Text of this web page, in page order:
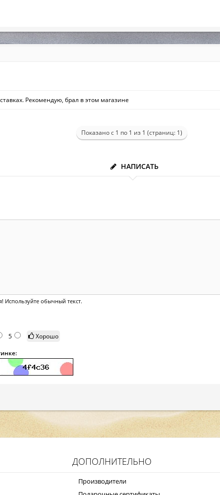
Рекомендую, брал в этом магазине
Показано с 1 по 1 из 1 (страниц: 1)
НАПИСАТЬ
Используйте обычный текст.
5
Хорошо
ДОПОЛНИТЕЛЬНО
Производители